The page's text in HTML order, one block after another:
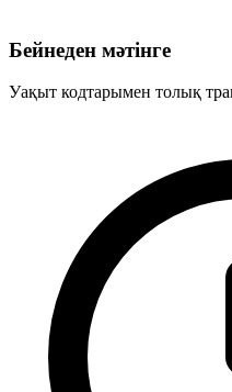
Бейнеден мәтінге
Уақыт кодтарымен толық